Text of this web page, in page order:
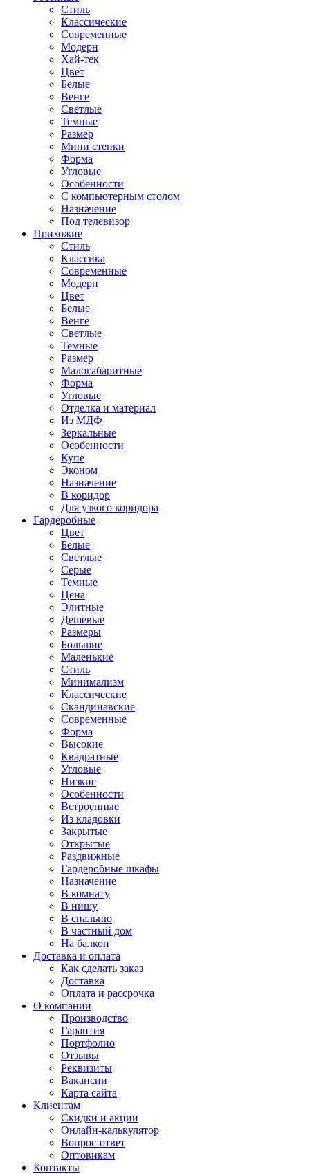
Стиль
Классические
Современные
Модерн
Хай-тек
Цвет
Белые
Венге
Светлые
Темные
Размер
Мини стенки
Форма
Угловые
Особенности
С компьютерным столом
Назначение
Под телевизор
Прихожие
Стиль
Классика
Современные
Модерн
Цвет
Белые
Венге
Светлые
Темные
Размер
Малогабаритные
Форма
Угловые
Отделка и материал
Из МДФ
Зеркальные
Особенности
Купе
Эконом
Назначение
В коридор
Для узкого коридора
Гардеробные
Цвет
Белые
Светлые
Серые
Темные
Цена
Элитные
Дешевые
Размеры
Большие
Маленькие
Стиль
Минимализм
Классические
Скандинавские
Современные
Форма
Высокие
Квадратные
Угловые
Низкие
Особенности
Встроенные
Из кладовки
Закрытые
Открытые
Раздвижные
Гардеробные шкафы
Назначение
В комнату
В нишу
В спальню
В частный дом
На балкон
Доставка и оплата
Как сделать заказ
Доставка
Оплата и рассрочка
О компании
Производство
Гарантия
Портфолио
Отзывы
Реквизиты
Вакансии
Карта сайта
Клиентам
Скидки и акции
Онлайн-калькулятор
Вопрос-ответ
Оптовикам
Контакты